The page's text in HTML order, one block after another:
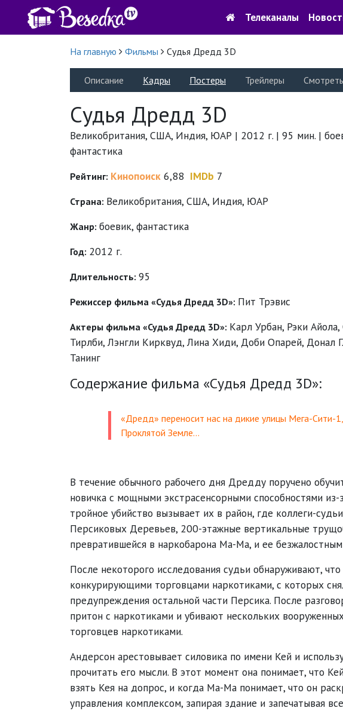
Телеканалы
На главную Фильмы Судья Дредд 3D
Описание Кадры Постеры Трейлеры
Судья Дредд 3D
Великобритания, США, Индия, ЮАР | 2012 г. | 95 мин. |
фантастика
Рейтинг: Кинопоиск 6,88 IMDb 7
Страна: Великобритания, США, Индия, ЮАР
Жанр: боевик, фантастика
Год: 2012 г.
Длительность: 95
Режиссер фильма «Судья Дредд 3D»: Пит Трэвис
Актеры фильма «Судья Дредд 3D»: Карл Урбан, Рэки Айола,
Тирлби, Лэнгли Кирквуд, Лина Хиди, Доби Опарей, Донал
Танинг
Содержание фильма «Судья Дредд 3D»:
«Дредд» переносит нас на дикие улицы Мега-Сити-
Проклятой Земле…
В течение обычного рабочего дня Дредду поручено
новичка с мощными экстрасенсорными способностями
тройное убийство вызывает их в район, где коллеги-
Персиковых Деревьев, 200-этажные вертикальные
превратившейся в наркобарона Ма-Ма, и ее
После некоторого исследования судьи обнаруживают,
конкурирующими торговцами наркотиками, с которых
предупреждения остальной части Персика. После
притон с наркотиками и убивают нескольких
торговцев наркотиками.
Андерсон арестовывает силовика по имени Кей и
прочитать его мысли. В этот момент она понимает, что
взять Кея на допрос, и когда Ма-Ма понимает, что он
управления комплексом, запирая здание и запечатывая